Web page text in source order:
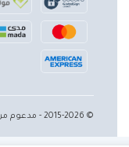
© 2015-2026 - مدعوم من Ekuep. كل الحقوق محفوظة